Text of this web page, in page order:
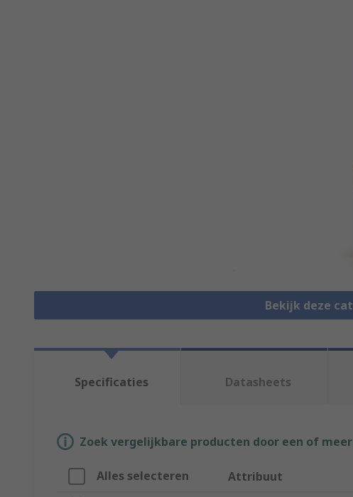
Bekijk deze
Specificaties Datasheets
Zoek vergelijkbare producten door een of
Alles selecteren Attribuut